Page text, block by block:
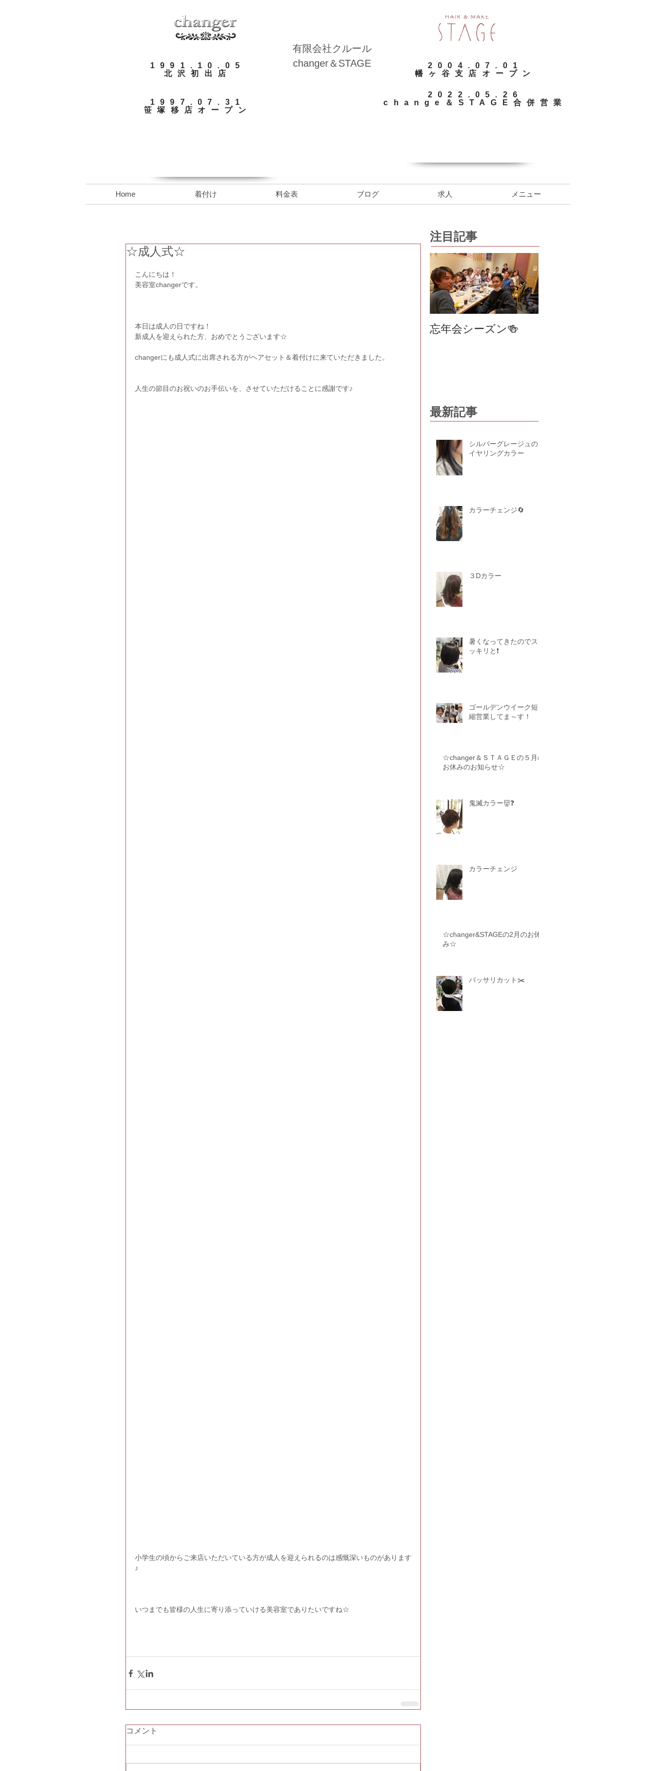
​1991.10.05
​北沢初出店
​2004.07.01
​幡ヶ谷支店オープン
​有限会社クルール
​changer＆STAGE
​1997.07.31
​​笹塚移店オープン
​2022.05.26
change＆STAGE合併営業
Home 着付け 料金表 ブログ 求人 メニュー
☆成人式☆
こんにちは！
美容室changerです。
本日は成人の日ですね！
新成人を迎えられた方、おめでとうございます☆
changerにも成人式に出席される方がヘアセット＆着付けに来ていただきました。
人生の節目のお祝いのお手伝いを、させていただけることに感謝です♪
小学生の頃からご来店いただいている方が成人を迎えられるのは感慨深いものがあります
♪
いつまでも皆様の人生に寄り添っていける美容室でありたいですね☆
コメント
注目記事
忘年会シーズン🍻
最新記事
シルバーグレージュの
イヤリングカラー
カラーチェンジ🔄
３Dカラー
暑くなってきたのでス
ッキリと❗️
ゴールデンウイーク短
縮営業してま～す！
☆changer＆ＳＴＡＧＥの５月の
お休みのお知らせ☆
鬼滅カラー👹❓
カラーチェンジ
☆changer&STAGEの2月のお休
み☆
バッサリカット✂️